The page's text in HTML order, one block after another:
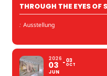
THROUGH THE EYES OF
: Ausstellung
2026
03
JUN
03
OCT